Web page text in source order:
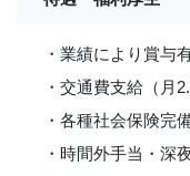
・業績により賞与
・交通費支給（月
・各種社会保険完
・時間外手当・深